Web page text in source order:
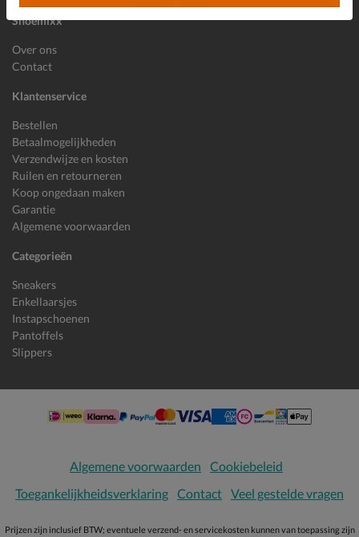
Shoemixx
Over ons
Contact
Klantenservice
Bestellen
Betaalmogelijkheden
Verzendwijze en kosten
Ruilen en retourneren
Koop ongedaan maken
Garantie
Algemene voorwaarden
Categorieën
Sneakers
Enkellaarsjes
Instapschoenen
Pantoffels
Slippers
Algemene voorwaarden
Cookiebeleid
Toegankelijkheidsverklaring Contact Veel gestelde vragen
Prijzen zijn inclusief BTW; eventuele verzend- en servicekosten kunnen van toepassing zijn